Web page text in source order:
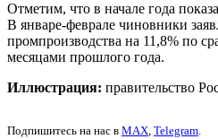
Отметим, что в начале года
В январе-феврале чиновники
промпроизводства на 11,8% по
месяцами прошлого года.
Иллюстрация: правительство
Подпишитесь на нас в MAX, Telegram.